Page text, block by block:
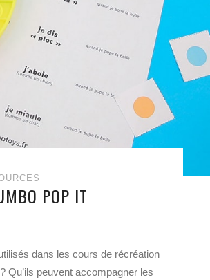
POP IT
dans les cours de récréation
Qu’ils peuvent accompagner les